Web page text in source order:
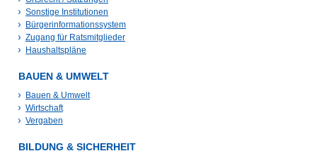
Sonstige Institutionen
Bürgerinformationssystem
Zugang für Ratsmitglieder
Haushaltspläne
BAUEN & UMWELT
Bauen & Umwelt
Wirtschaft
Vergaben
BILDUNG & SICHERHEIT